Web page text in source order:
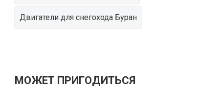
Двигатели для снегохода Буран
МОЖЕТ ПРИГОДИТЬСЯ